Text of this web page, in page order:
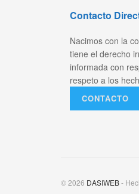
Contacto
Nacimos con la
tiene el derecho
informada con
respeto a los
CONTACTO
© 2026 DASIWEB-